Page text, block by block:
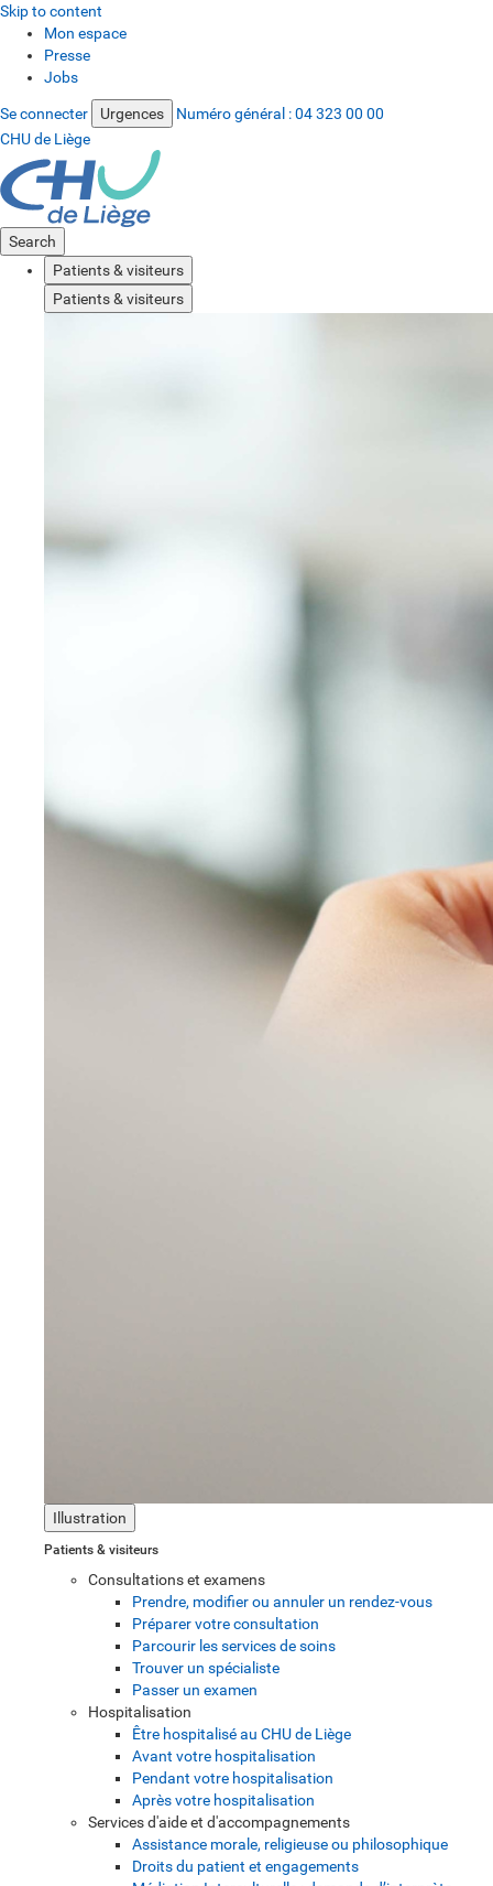
Skip to content
Mon espace
Presse
Jobs
Se connecter Urgences Numéro général :04 323 00 00
CHU de Liège
Search
Patients & visiteurs
Patients & visiteurs
Illustration
Patients & visiteurs
Consultations et examens
Prendre, modifier ou annuler un rendez-vous
Préparer votre consultation
Parcourir les services de soins
Trouver un spécialiste
Passer un examen
Hospitalisation
Être hospitalisé au CHU de Liège
Avant votre hospitalisation
Pendant votre hospitalisation
Après votre hospitalisation
Services d'aide et d'accompagnements
Assistance morale, religieuse ou philosophique
Droits du patient et engagements